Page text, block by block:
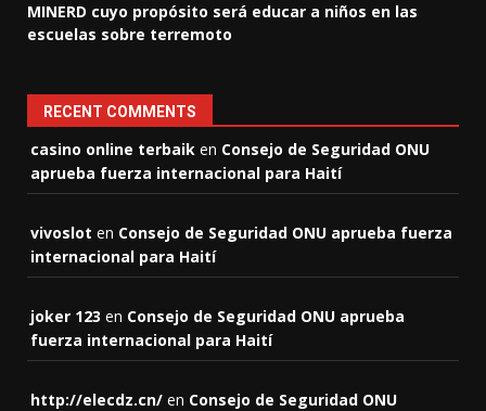
MINERD cuyo propósito será educar a niños en las
escuelas sobre terremoto
RECENT COMMENTS
casino online terbaik en Consejo de Seguridad ONU
aprueba fuerza internacional para Haití
vivoslot en Consejo de Seguridad ONU aprueba fuerza
internacional para Haití
joker 123 en Consejo de Seguridad ONU aprueba
fuerza internacional para Haití
http://elecdz.cn/ en Consejo de Seguridad ONU